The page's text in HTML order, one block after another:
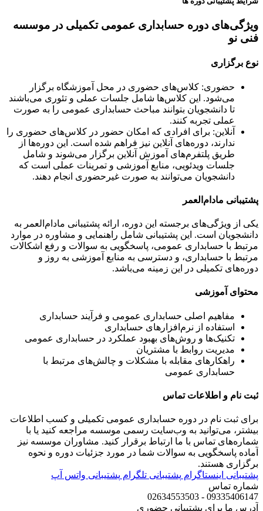
ویژگی‌های دوره حسابداری عمومی تکمیلی در موسسه
فنی نو
نوع برگزاری
حضوری: کلاس‌های حضوری در محل آموزشگاه برگزار
می‌شود. این کلاس‌ها شامل جلسات عملی و تئوری می‌باشند
تا دانشجویان بتوانند مباحث حسابداری عمومی را به صورت
عملی تجربه کنند.
آنلاین: برای افرادی که امکان حضور در کلاس‌های حضوری را
ندارند، دوره‌های آنلاین نیز فراهم شده است. این دوره‌ها از
طریق پلتفرم‌های آموزش آنلاین برگزار می‌شوند و شامل
جلسات ویدئویی، منابع آموزشی و تمرینات عملی است که
دانشجویان می‌توانند به صورت غیرحضوری انجام دهند.
پشتیبانی مادام‌العمر
یکی از ویژگی‌های برجسته این دوره، ارائه پشتیبانی مادام‌العمر به
دانشجویان است. این پشتیبانی شامل راهنمایی و مشاوره در موارد
مرتبط با حسابداری عمومی، پاسخگویی به سوالات و رفع اشکالات
مرتبط با حسابداری، و دسترسی به منابع آموزشی به روز و
دوره‌های تکمیلی در این زمینه می‌باشد.
محتوای آموزشی
مفاهیم اصلی حسابداری عمومی و فرآیند حسابداری
استفاده از نرم‌افزارهای حسابداری
تکنیک‌ها و روش‌های بهبود عملکرد در حسابداری عمومی
مدیریت روابط با مشتریان
راهکارهای مقابله با مشکلات و چالش‌های مرتبط با
حسابداری عمومی
ثبت نام و اطلاعات تماس
برای ثبت نام در دوره حسابداری عمومی تکمیلی و کسب اطلاعات
بیشتر، می‌توانید به وب‌سایت رسمی موسسه مراجعه کنید یا با
شماره‌های تماس با ما ارتباط برقرار کنید. مشاوران موسسه نیز
آماده پاسخگویی به سوالات شما در مورد جزئیات دوره و نحوه
برگزاری هستند.
پشتیبانی اینستاگرام پشتیبانی تلگرام پشتیبانی واتس آپ
شماره تماس
09335406147 - 02634553503
آدرس ما برای پشتیبانی حضوری